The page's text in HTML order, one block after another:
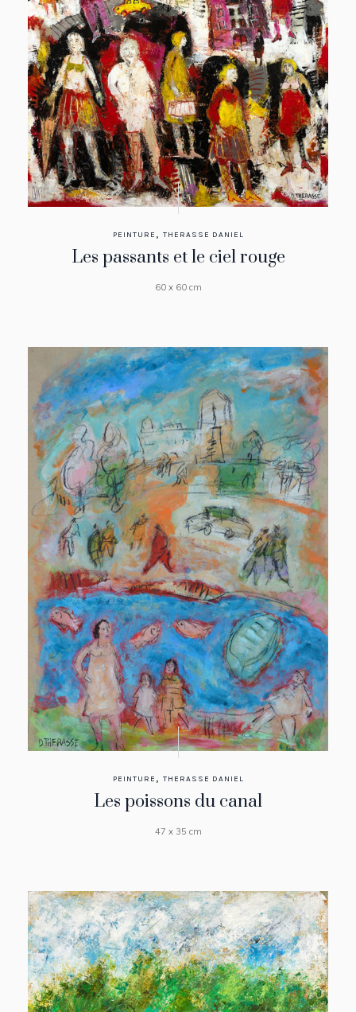
PEINTURE , THERASSE DANIEL
Les passants et le ciel rouge
60 x 60 cm
PEINTURE , THERASSE DANIEL
Les poissons du canal
47 x 35 cm